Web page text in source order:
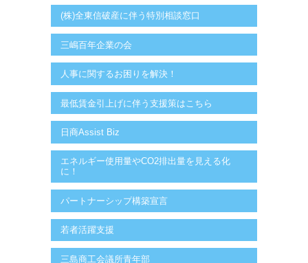
(株)全東信破産に伴う特別相談窓口
三嶋百年企業の会
人事に関するお困りを解決！
最低賃金引上げに伴う支援策はこちら
日商Assist Biz
エネルギー使用量やCO2排出量を見える化
に！
パートナーシップ構築宣言
若者活躍支援
三島商工会議所青年部